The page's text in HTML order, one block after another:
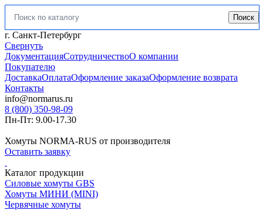
Искать: Поиск
г. Санкт-Петербург
Свернуть
ДокументацияСотрудничествоО компании
Покупателю
ДоставкаОплатаОформление заказаОформление возврата
Контакты
info@normarus.ru
8 (800) 350-98-09
Пн-Пт: 9.00-17.30
Хомуты NORMA-RUS от производителя
Оставить заявку
Каталог продукции
Силовые хомуты GBS
Хомуты МИНИ (MINI)
Червячные хомуты